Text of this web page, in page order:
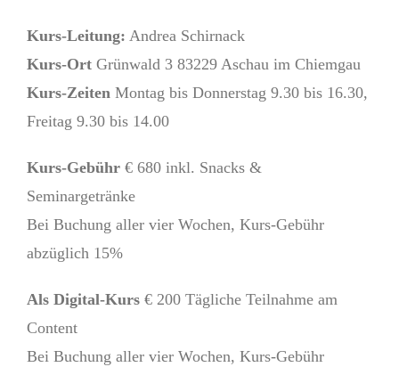
Kurs-Leitung: Andrea Schirnack
Kurs-OrtGrünwald 3 83229 Aschau im Chiemgau
Kurs-ZeitenMontag bis Donnerstag 9.30 bis 16.30,
Freitag 9.30 bis 14.00
Kurs-Gebühr€ 680 inkl. Snacks &
Seminargetränke
Bei Buchung aller vier Wochen, Kurs-Gebühr
abzüglich 15%
Als Digital-Kurs€ 200 Tägliche Teilnahme am
Content
Bei Buchung aller vier Wochen, Kurs-Gebühr